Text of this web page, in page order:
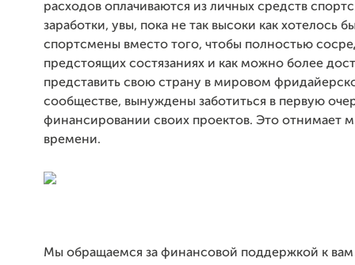
расходов оплачиваются из личных средств
заработки, увы, пока не так высоки как хотелось
спортсмены вместо того, чтобы полностью
предстоящих состязаниях и как можно более
представить свою страну в мировом
сообществе, вынуждены заботиться в первую
финансировании своих проектов. Это отнимает
времени.
Мы обращаемся за финансовой поддержкой к вам